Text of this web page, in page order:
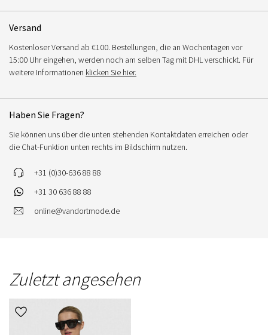
Versand
Kostenloser Versand ab €100. Bestellungen, die an Wochentagen vor
15:00 Uhr eingehen, werden noch am selben Tag mit DHL verschickt. Für
weitere Informationen klicken Sie hier.
Haben Sie Fragen?
Sie können uns über die unten stehenden Kontaktdaten erreichen oder
die Chat-Funktion unten rechts im Bildschirm nutzen.
+31 (0)30-636 88 88
+31 30 636 88 88
online@vandortmode.de
Zuletzt angesehen